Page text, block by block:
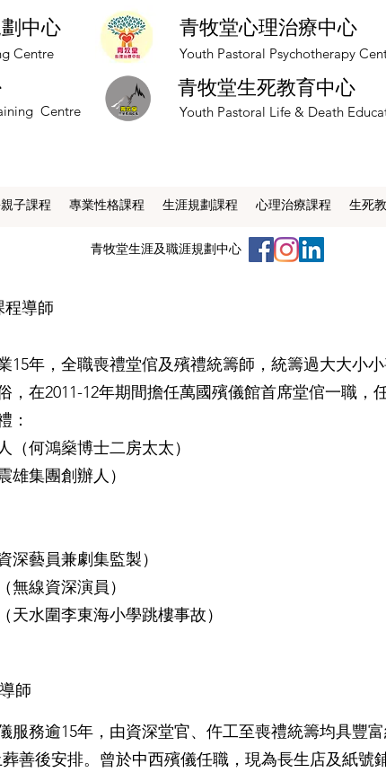
中心
Centre
Centre
青牧堂心理治療中心
​Youth Pastoral Psychotherapy
青牧堂生死教育中心
​Youth Pastoral Life & Death
子課程 專業性格課程 生涯規劃課程 心理治療課程 生死
​青牧堂生涯及職涯規劃中心
程導師
15年，全職喪禮堂倌及殯禮統籌師，統籌過大大小
，在2011-12年期間擔任萬國殯儀館首席堂倌一職，
：
（何鴻燊博士二房太太）
雄集團創辦人）
深藝員兼劇集監製）
無線資深演員）
天水圍李東海小學跳樓事故）
師
服務逾15年，由資深堂官、仵工至喪禮統籌均具豐
善後安排。曾於中西殯儀任職，現為長生店及紙號